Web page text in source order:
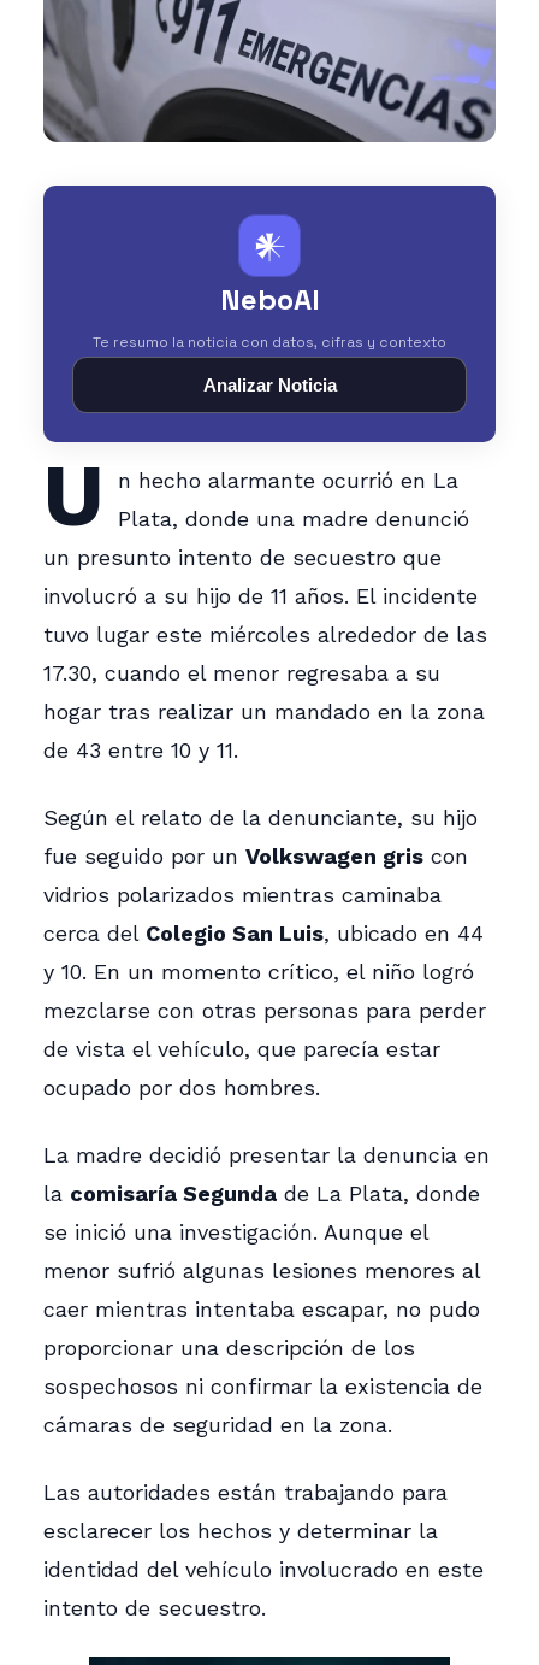
𒀭
NeboAI
Te resumo la noticia con datos, cifras y contexto
Analizar Noticia
U
n hecho alarmante ocurrió en La
Plata, donde una madre denunció
un presunto intento de secuestro que
involucró a su hijo de 11 años. El incidente
tuvo lugar este miércoles alrededor de las
17.30, cuando el menor regresaba a su
hogar tras realizar un mandado en la zona
de 43 entre 10 y 11.
Según el relato de la denunciante, su hijo
fue seguido por un Volkswagen gris con
vidrios polarizados mientras caminaba
cerca del Colegio San Luis, ubicado en 44
y 10. En un momento crítico, el niño logró
mezclarse con otras personas para perder
de vista el vehículo, que parecía estar
ocupado por dos hombres.
La madre decidió presentar la denuncia en
la comisaría Segunda de La Plata, donde
se inició una investigación. Aunque el
menor sufrió algunas lesiones menores al
caer mientras intentaba escapar, no pudo
proporcionar una descripción de los
sospechosos ni confirmar la existencia de
cámaras de seguridad en la zona.
Las autoridades están trabajando para
esclarecer los hechos y determinar la
identidad del vehículo involucrado en este
intento de secuestro.